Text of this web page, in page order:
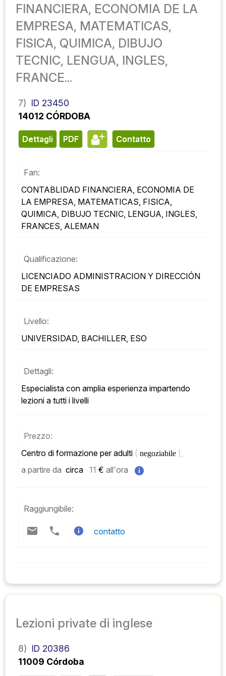
FINANCIERA, ECONOMIA DE LA
EMPRESA, MATEMATICAS,
FISICA, QUIMICA, DIBUJO
TECNIC, LENGUA, INGLES,
FRANCE...
7) ID 23450
14012 CÓRDOBA
Dettagli PDF contatto
Fan:
CONTABLIDAD FINANCIERA, ECONOMIA DE
LA EMPRESA, MATEMATICAS, FISICA,
QUIMICA, DIBUJO TECNIC, LENGUA, INGLES,
FRANCES, ALEMAN
Qualificazione:
LICENCIADO ADMINISTRACION Y DIRECCIÓN
DE EMPRESAS
Livello:
UNIVERSIDAD, BACHILLER, ESO
Dettagli:
Especialista con amplia esperienza impartendo
lezioni a tutti i livelli
Prezzo:
Centro di formazione per adulti ( negoziabile ),
a partire da circa 11 € all'ora
Raggiungibile:
contatto
Lezioni private di inglese
8) ID 20386
11009 Córdoba